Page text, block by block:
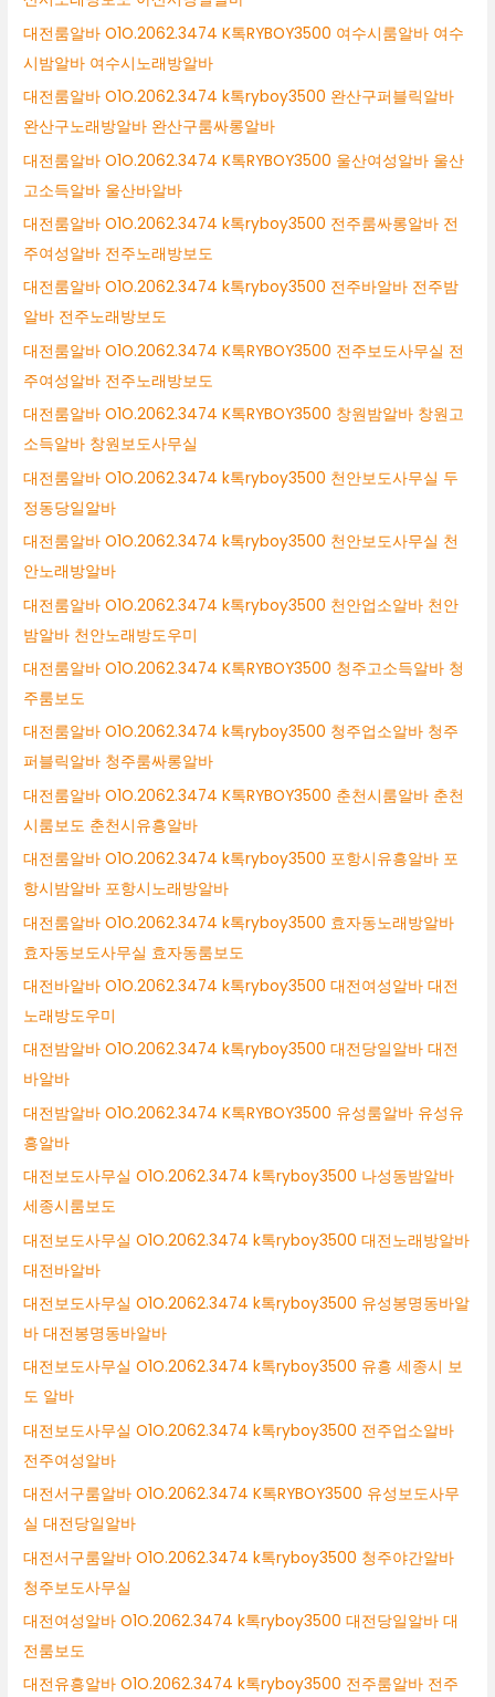
대전룸알바 O1O.2062.3474 K톡RYBOY3500 여수시룸알바 여수
시밤알바 여수시노래방알바
대전룸알바 O1O.2062.3474 k톡ryboy3500 완산구퍼블릭알바
완산구노래방알바 완산구룸싸롱알바
대전룸알바 O1O.2062.3474 K톡RYBOY3500 울산여성알바 울산
고소득알바 울산바알바
대전룸알바 O1O.2062.3474 k톡ryboy3500 전주룸싸롱알바 전
주여성알바 전주노래방보도
대전룸알바 O1O.2062.3474 k톡ryboy3500 전주바알바 전주밤
알바 전주노래방보도
대전룸알바 O1O.2062.3474 K톡RYBOY3500 전주보도사무실 전
주여성알바 전주노래방보도
대전룸알바 O1O.2062.3474 K톡RYBOY3500 창원밤알바 창원고
소득알바 창원보도사무실
대전룸알바 O1O.2062.3474 k톡ryboy3500 천안보도사무실 두
정동당일알바
대전룸알바 O1O.2062.3474 k톡ryboy3500 천안보도사무실 천
안노래방알바
대전룸알바 O1O.2062.3474 k톡ryboy3500 천안업소알바 천안
밤알바 천안노래방도우미
대전룸알바 O1O.2062.3474 K톡RYBOY3500 청주고소득알바 청
주룸보도
대전룸알바 O1O.2062.3474 k톡ryboy3500 청주업소알바 청주
퍼블릭알바 청주룸싸롱알바
대전룸알바 O1O.2062.3474 K톡RYBOY3500 춘천시룸알바 춘천
시룸보도 춘천시유흥알바
대전룸알바 O1O.2062.3474 k톡ryboy3500 포항시유흥알바 포
항시밤알바 포항시노래방알바
대전룸알바 O1O.2062.3474 k톡ryboy3500 효자동노래방알바
효자동보도사무실 효자동룸보도
대전바알바 O1O.2062.3474 k톡ryboy3500 대전여성알바 대전
노래방도우미
대전밤알바 O1O.2062.3474 k톡ryboy3500 대전당일알바 대전
바알바
대전밤알바 O1O.2062.3474 K톡RYBOY3500 유성룸알바 유성유
흥알바
대전보도사무실 O1O.2062.3474 k톡ryboy3500 나성동밤알바
세종시룸보도
대전보도사무실 O1O.2062.3474 k톡ryboy3500 대전노래방알바
대전바알바
대전보도사무실 O1O.2062.3474 k톡ryboy3500 유성봉명동바알
바 대전봉명동바알바
대전보도사무실 O1O.2062.3474 k톡ryboy3500 유흥 세종시 보
도 알바
대전보도사무실 O1O.2062.3474 k톡ryboy3500 전주업소알바
전주여성알바
대전서구룸알바 O1O.2062.3474 K톡RYBOY3500 유성보도사무
실 대전당일알바
대전서구룸알바 O1O.2062.3474 k톡ryboy3500 청주야간알바
청주보도사무실
대전여성알바 O1O.2062.3474 k톡ryboy3500 대전당일알바 대
전룸보도
대전유흥알바 O1O.2062.3474 k톡ryboy3500 전주룸알바 전주